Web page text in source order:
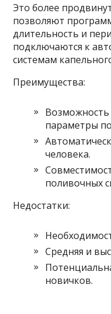
Это более
позволяют
длительность и
подключаются к
системам
Преимущества:
параметры
человека.
поливочных
Недостатки:
Средняя и
новичков.